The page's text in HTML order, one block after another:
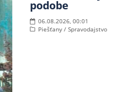
podobe
06.08.2026, 00:01
Piešťany / Spravodajstvo